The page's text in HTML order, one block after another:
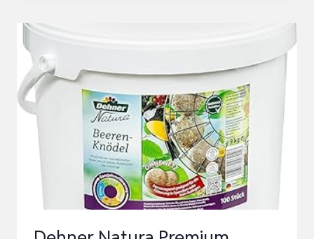
/
GANZE
ERDNÜSSE
SCHALENFREI,
GANZJAHRESFUTTER
PROT…